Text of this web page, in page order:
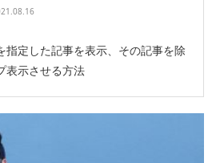
指定した記事を表示、その記事を除
表示させる方法